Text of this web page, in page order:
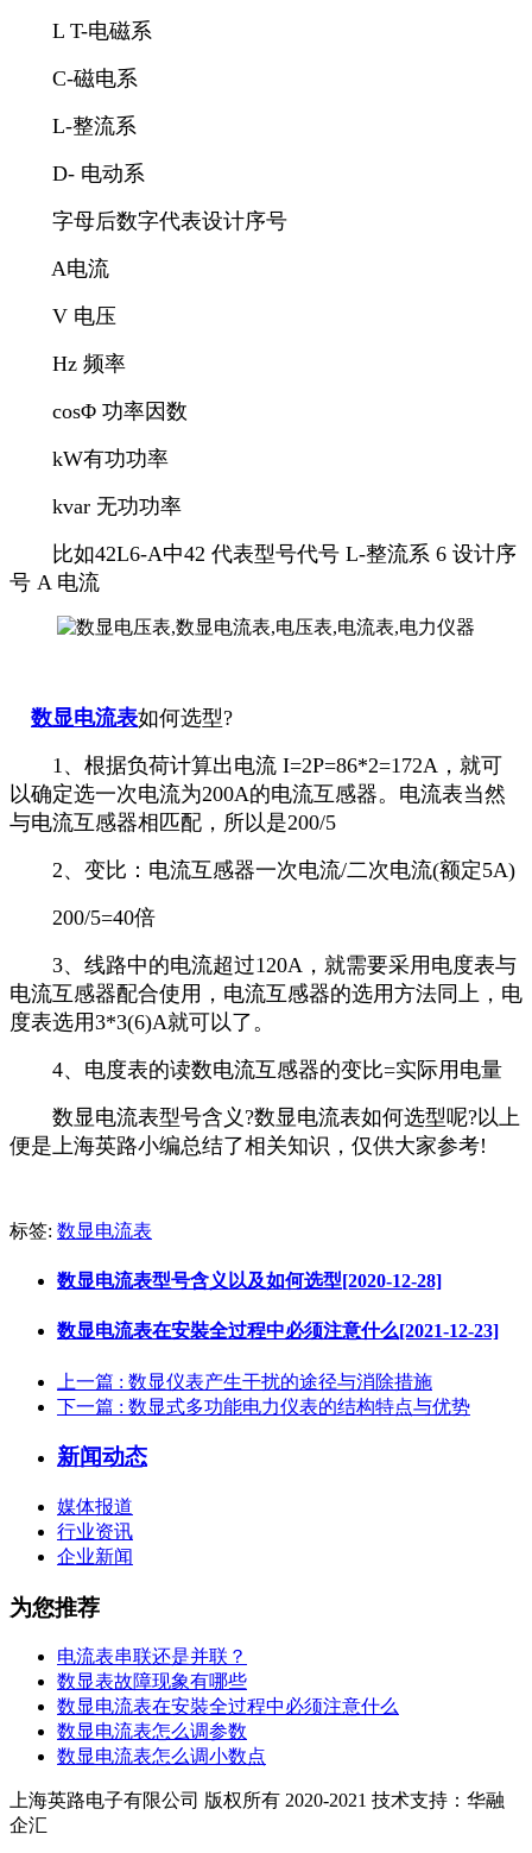
L T-电磁系
C-磁电系
L-整流系
D- 电动系
字母后数字代表设计序号
A电流
V 电压
Hz 频率
cosΦ 功率因数
kW有功功率
kvar 无功功率
比如42L6-A中42 代表型号代号 L-整流系 6 设计序
号 A 电流
数显电流表如何选型?
1、根据负荷计算出电流 I=2P=86*2=172A，就可
以确定选一次电流为200A的电流互感器。电流表当然
与电流互感器相匹配，所以是200/5
2、变比：电流互感器一次电流/二次电流(额定5A)
200/5=40倍
3、线路中的电流超过120A，就需要采用电度表与
电流互感器配合使用，电流互感器的选用方法同上，电
度表选用3*3(6)A就可以了。
4、电度表的读数电流互感器的变比=实际用电量
数显电流表型号含义?数显电流表如何选型呢?以上
便是上海英路小编总结了相关知识，仅供大家参考!
标签: 数显电流表​
数显电流表型号含义以及如何选型[2020-12-28]
数显电流表在安裝全过程中必须注意什么[2021-12-23]
上一篇 : 数显仪表产生干扰的途径与消除措施
下一篇 : 数显式多功能电力仪表的结构特点与优势
新闻动态
媒体报道
行业资讯
企业新闻
为您推荐
电流表串联还是并联？
数显表故障现象有哪些
数显电流表在安裝全过程中必须注意什么
数显电流表怎么调参数
数显电流表怎么调小数点
上海英路电子有限公司 版权所有 2020-2021 技术支持：华融
企汇